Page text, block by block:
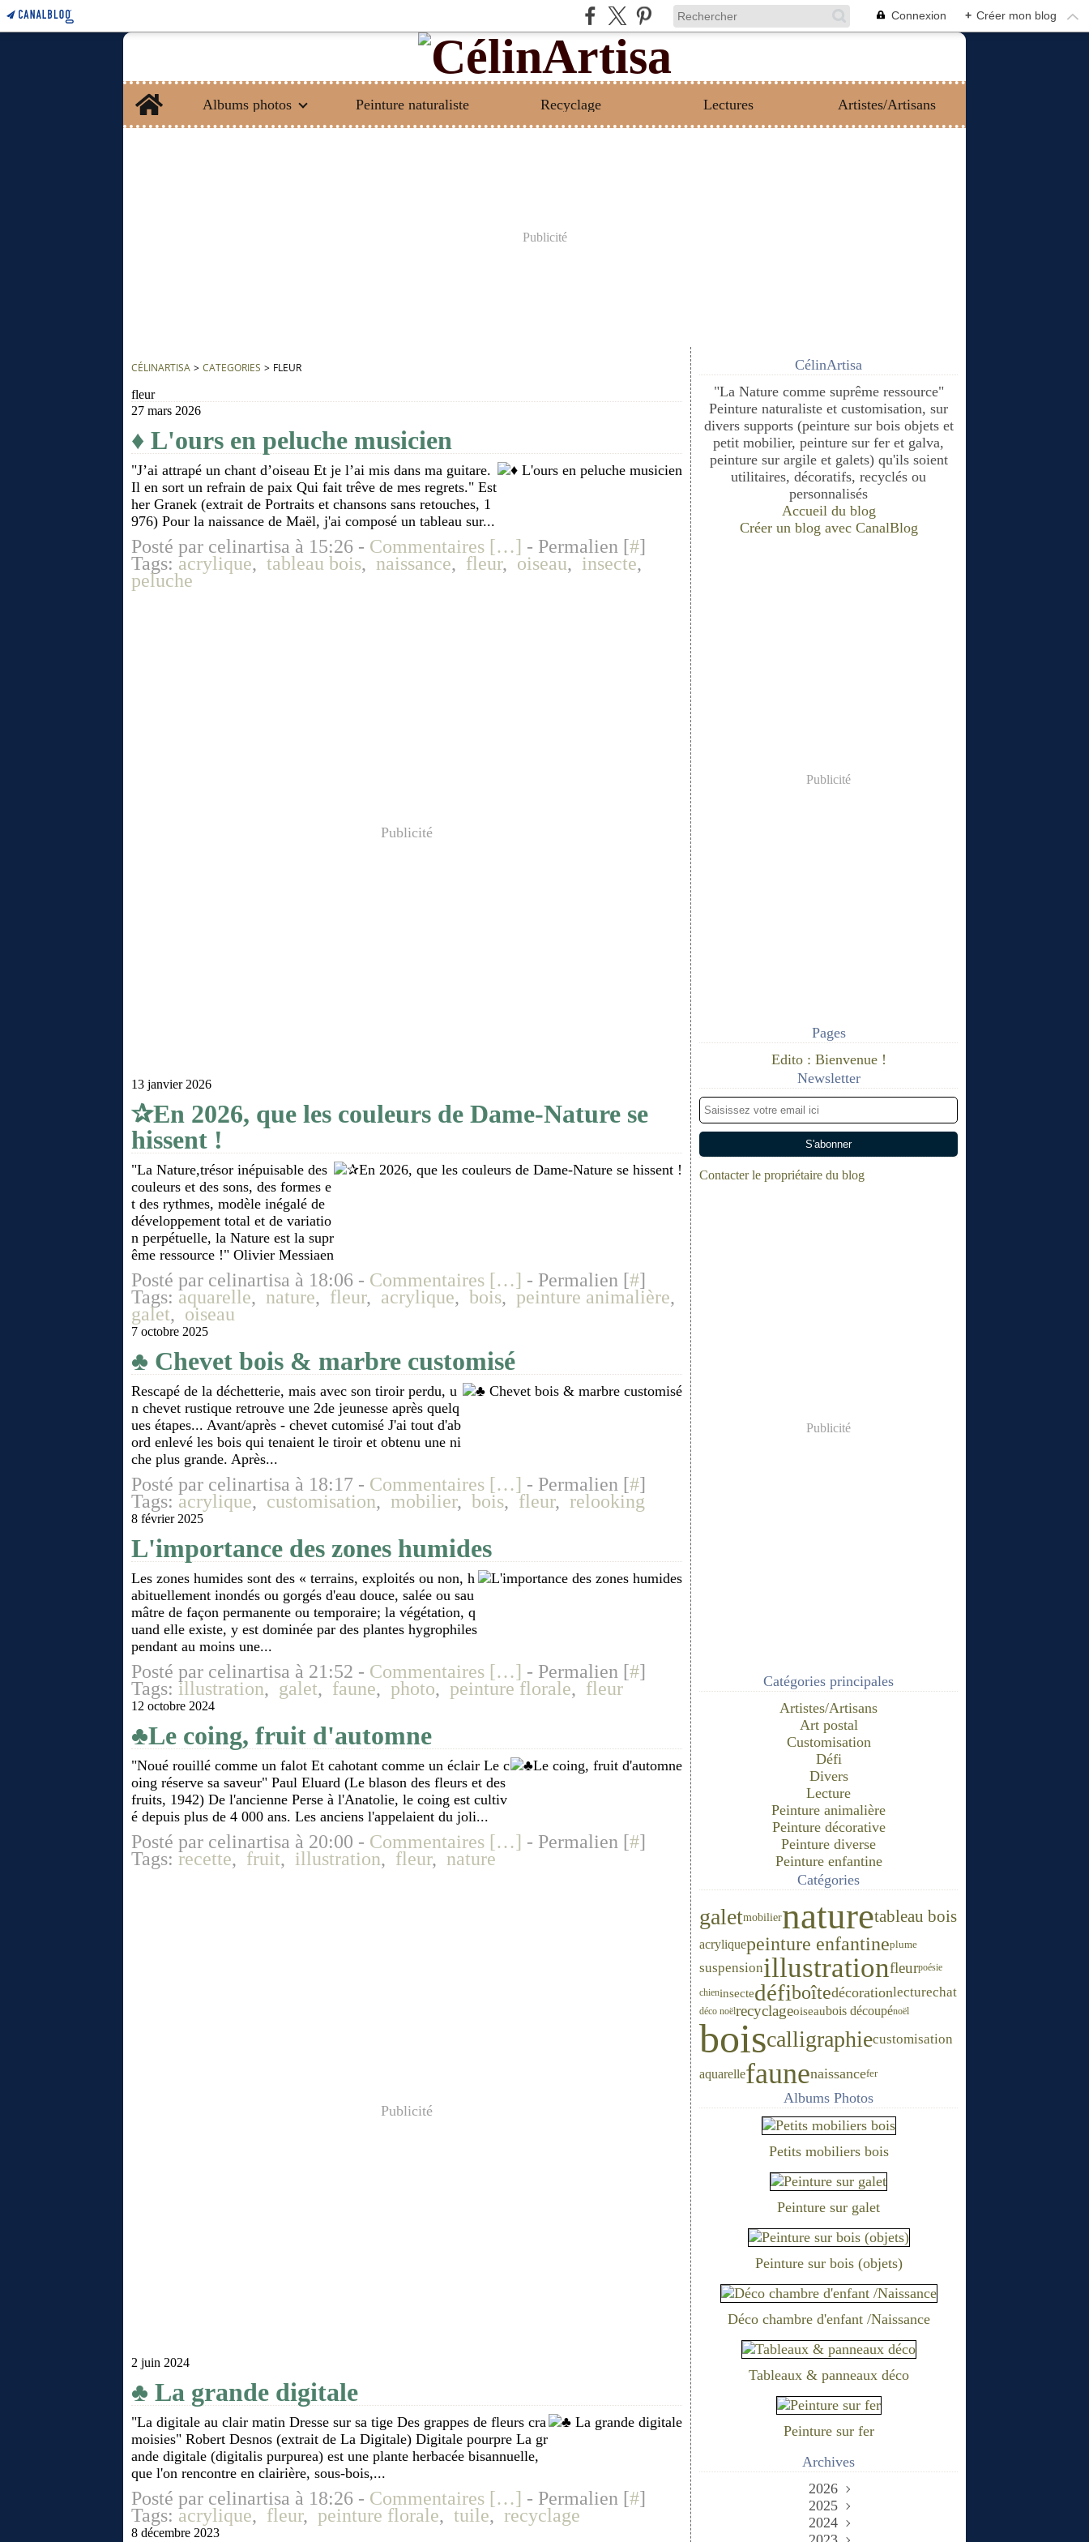
Connexion + Créer mon blog
Home
Albums photos
Peinture naturaliste Recyclage Lectures Artistes/Artisans
Publicité
CÉLINARTISA > CATEGORIES > FLEUR
fleur
27 mars 2026
♦ L'ours en peluche musicien
"J’ai attrapé un chant d’oiseau Et je l’ai mis dans ma guitare.
Il en sort un refrain de paix Qui fait trêve de mes regrets." Est
her Granek (extrait de Portraits et chansons sans retouches, 1
976) Pour la naissance de Maël, j'ai composé un tableau sur...
Posté par celinartisa à 15:26 - Commentaires […] - Permalien [#]
Tags: acrylique, tableau bois, naissance, fleur, oiseau, insecte,
peluche
Publicité
13 janvier 2026
✰En 2026, que les couleurs de Dame-Nature se
hissent !
"La Nature,trésor inépuisable des
couleurs et des sons, des formes e
t des rythmes, modèle inégalé de
développement total et de variatio
n perpétuelle, la Nature est la supr
ême ressource !" Olivier Messiaen
Posté par celinartisa à 18:06 - Commentaires […] - Permalien [#]
Tags: aquarelle, nature, fleur, acrylique, bois, peinture animalière,
galet, oiseau
7 octobre 2025
♣ Chevet bois & marbre customisé
Rescapé de la déchetterie, mais avec son tiroir perdu, u
n chevet rustique retrouve une 2de jeunesse après quelq
ues étapes... Avant/après - chevet cutomisé J'ai tout d'ab
ord enlevé les bois qui tenaient le tiroir et obtenu une ni
che plus grande. Après...
Posté par celinartisa à 18:17 - Commentaires […] - Permalien [#]
Tags: acrylique, customisation, mobilier, bois, fleur, relooking
8 février 2025
L'importance des zones humides
Les zones humides sont des « terrains, exploités ou non, h
abituellement inondés ou gorgés d'eau douce, salée ou sau
mâtre de façon permanente ou temporaire; la végétation, q
uand elle existe, y est dominée par des plantes hygrophiles
pendant au moins une...
Posté par celinartisa à 21:52 - Commentaires […] - Permalien [#]
Tags: illustration, galet, faune, photo, peinture florale, fleur
12 octobre 2024
♣Le coing, fruit d'automne
"Noué rouillé comme un falot Et cahotant comme un éclair Le c
oing réserve sa saveur" Paul Eluard (Le blason des fleurs et des
fruits, 1942) De l'ancienne Perse à l'Anatolie, le coing est cultiv
é depuis plus de 4 000 ans. Les anciens l'appelaient du joli...
Posté par celinartisa à 20:00 - Commentaires […] - Permalien [#]
Tags: recette, fruit, illustration, fleur, nature
Publicité
2 juin 2024
♣ La grande digitale
"La digitale au clair matin Dresse sur sa tige Des grappes de fleurs cra
moisies" Robert Desnos (extrait de La Digitale) Digitale pourpre La gr
ande digitale (digitalis purpurea) est une plante herbacée bisannuelle,
que l'on rencontre en clairière, sous-bois,...
Posté par celinartisa à 18:26 - Commentaires […] - Permalien [#]
Tags: acrylique, fleur, peinture florale, tuile, recyclage
8 décembre 2023
CélinArtisa
"La Nature comme suprême ressource"
Peinture naturaliste et customisation, sur
divers supports (peinture sur bois objets et
petit mobilier, peinture sur fer et galva,
peinture sur argile et galets) qu'ils soient
utilitaires, décoratifs, recyclés ou
personnalisés
Accueil du blog
Créer un blog avec CanalBlog
Publicité
Pages
Edito : Bienvenue !
Newsletter
Contacter le propriétaire du blog
Publicité
Catégories principales
Artistes/Artisans
Art postal
Customisation
Défi
Divers
Lecture
Peinture animalière
Peinture décorative
Peinture diverse
Peinture enfantine
Catégories
galetmobiliernaturetableau bois
acryliquepeinture enfantineplume
suspensionillustrationfleurpoésie
chieninsectedéfiboîtedécorationlecturechat
déco noëlrecyclageoiseaubois découpénoël
boiscalligraphiecustomisation
aquarellefaunenaissancefer
Albums Photos
Petits mobiliers bois
Peinture sur galet
Peinture sur bois (objets)
Déco chambre d'enfant /Naissance
Tableaux & panneaux déco
Peinture sur fer
Archives
2026
Juin (2)
Mai (1)
2025
Décembre
2024